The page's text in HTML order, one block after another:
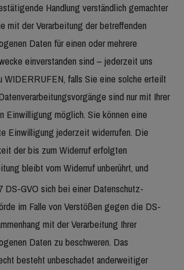
Handlung verständlich gemachter
mit der Verarbeitung der betreffenden
Daten für einen oder mehrere
einverstanden sind – jederzeit uns
WIDERRUFEN, falls Sie eine solche erteilt
sind nur mit Ihrer
Einwilligung möglich. Sie können eine
Einwilligung jederzeit widerrufen. Die
der bis zum Widerruf erfolgten
bleibt vom Widerruf unberührt, und
DS-GVO sich bei einer Datenschutz-
im Falle von Verstößen gegen die DS-
mit der Verarbeitung Ihrer
Daten zu beschweren. Das
besteht unbeschadet anderweitiger